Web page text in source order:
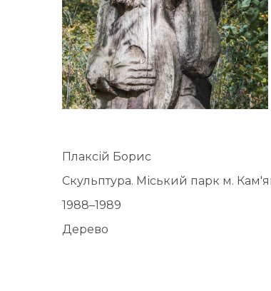
Плаксій Борис
Скульптура. Міський парк м.
1988–1989
Дерево